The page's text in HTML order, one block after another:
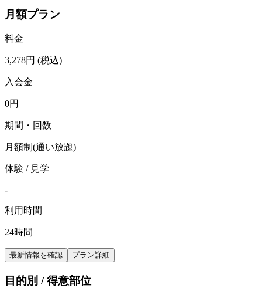
月額プラン
料金
3,278円 (税込)
入会金
0円
期間・回数
月額制(通い放題)
体験 / 見学
-
利用時間
24時間
最新情報を確認 プラン詳細
目的別 / 得意部位